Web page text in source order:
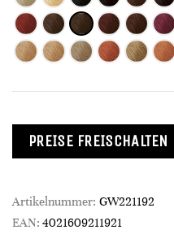
PREISE FREISCHALTEN
Artikelnummer: GW221192
EAN: 4021609211921